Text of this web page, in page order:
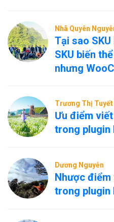
Nhã Quyên
Tại sao
SKU biến
nhưng
Trương Thị
Ưu điểm
trong plugin
Dương Nguyễn
Nhược
trong plugin